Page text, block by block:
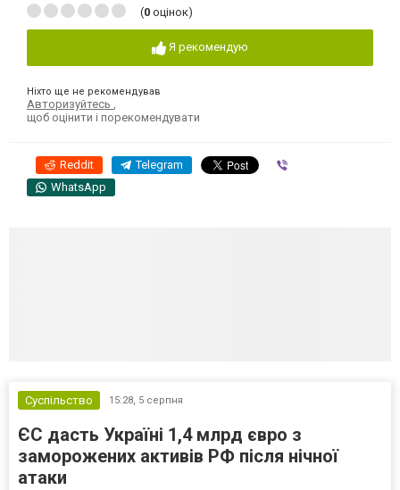
(0 оцінок)
Я рекомендую
Ніхто ще не рекомендував
Авторизуйтесь ,
щоб оцінити і порекомендувати
Reddit Telegram
WhatsApp
Суспільство 15:28, 5 серпня
ЄС дасть Україні 1,4 млрд євро з
заморожених активів РФ після нічної
атаки